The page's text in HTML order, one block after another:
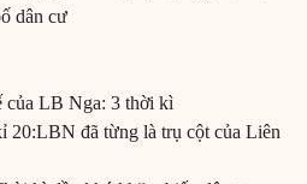
dân cư
của LB Nga: 3 thời kì
20:LBN đã từng là trụ cột của Liên